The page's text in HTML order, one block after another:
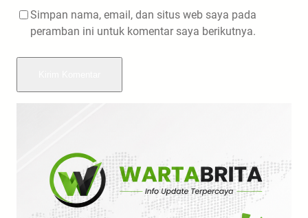
Simpan nama, email, dan situs web saya pada
peramban ini untuk komentar saya berikutnya.